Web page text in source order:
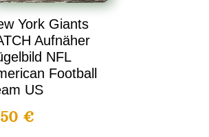
York Giants
Aufnäher
NFL
Football
US
€